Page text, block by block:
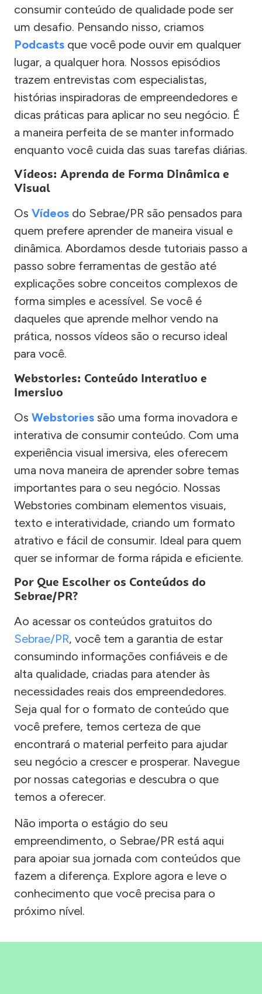
consumir conteúdo de qualidade pode ser
um desafio. Pensando nisso, criamos
Podcasts que você pode ouvir em qualquer
lugar, a qualquer hora. Nossos episódios
trazem entrevistas com especialistas,
histórias inspiradoras de empreendedores e
dicas práticas para aplicar no seu negócio. É
a maneira perfeita de se manter informado
enquanto você cuida das suas tarefas diárias.
Vídeos: Aprenda de Forma Dinâmica e
Visual
Os Vídeos do Sebrae/PR são pensados para
quem prefere aprender de maneira visual e
dinâmica. Abordamos desde tutoriais passo a
passo sobre ferramentas de gestão até
explicações sobre conceitos complexos de
forma simples e acessível. Se você é
daqueles que aprende melhor vendo na
prática, nossos vídeos são o recurso ideal
para você.
Webstories: Conteúdo Interativo e
Imersivo
Os Webstories são uma forma inovadora e
interativa de consumir conteúdo. Com uma
experiência visual imersiva, eles oferecem
uma nova maneira de aprender sobre temas
importantes para o seu negócio. Nossas
Webstories combinam elementos visuais,
texto e interatividade, criando um formato
atrativo e fácil de consumir. Ideal para quem
quer se informar de forma rápida e eficiente.
Por Que Escolher os Conteúdos do
Sebrae/PR?
Ao acessar os conteúdos gratuitos do
Sebrae/PR, você tem a garantia de estar
consumindo informações confiáveis e de
alta qualidade, criadas para atender às
necessidades reais dos empreendedores.
Seja qual for o formato de conteúdo que
você prefere, temos certeza de que
encontrará o material perfeito para ajudar
seu negócio a crescer e prosperar. Navegue
por nossas categorias e descubra o que
temos a oferecer.
Não importa o estágio do seu
empreendimento, o Sebrae/PR está aqui
para apoiar sua jornada com conteúdos que
fazem a diferença. Explore agora e leve o
conhecimento que você precisa para o
próximo nível.